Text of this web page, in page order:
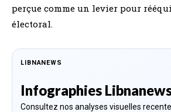
perçue comme un levier pour
électoral.
LIBNANEWS
Infographies
Consultez nos analyses visuelles